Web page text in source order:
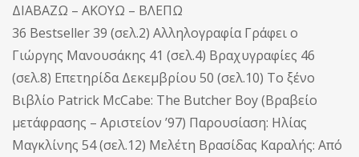
ΔΙΑΒΑΖΩ – ΑΚΟΥΩ – ΒΛΕΠΩ
36 Bestseller 39 (σελ.2) Αλληλογραφία Γράφει ο
Γιώργης Μανουσάκης 41 (σελ.4) Βραχυγραφίες 46
(σελ.8) Επετηρίδα Δεκεμβρίου 50 (σελ.10) Το ξένο
Βιβλίο Patrick McCabe: The Butcher Boy (Βραβείο
μετάφρασης – Αριστείον ’97) Παρουσίαση: Ηλίας
Μαγκλίνης 54 (σελ.12) Μελέτη Βρασίδας Καραλής: Από